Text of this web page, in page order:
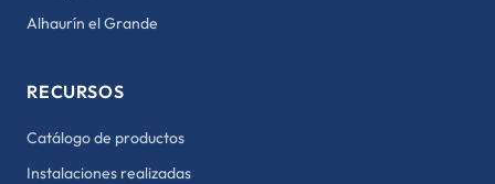
Alhaurín el Grande
RECURSOS
Catálogo de productos
Instalaciones realizadas